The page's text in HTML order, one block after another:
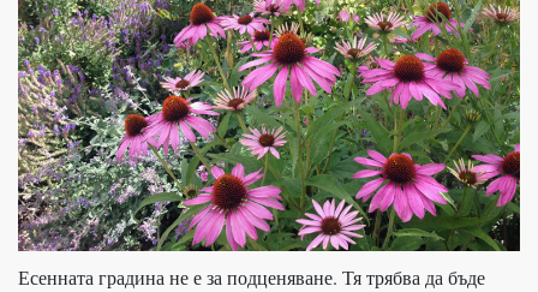
Есенната градина не е за подценяване. Тя трябва да бъде